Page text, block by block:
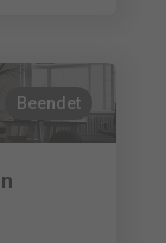
Beendet